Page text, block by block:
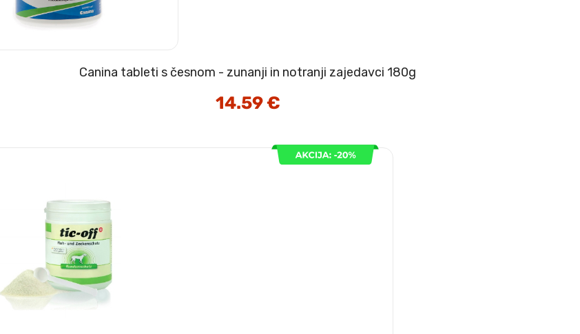
Canina tableti s česnom - zunanji in notranji zajedavci 180g
14.59€